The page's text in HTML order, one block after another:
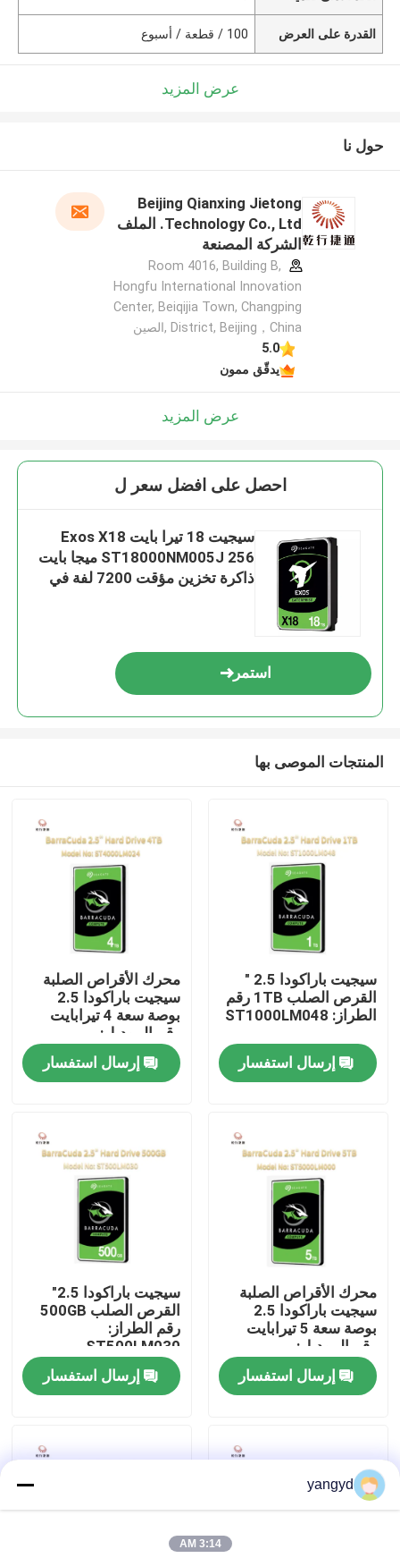
حولنا
جولة في المصنع
مراقبة الجودة
اتصل بنا
أخبار
VR Show
القدرة على العرض 100 / قطعة / أسبوع
عرض المزيد
حول نا
Beijing Qianxing Jietong
Technology Co., Ltd. الملف
الشركة المصنعة
Room 4016, Building B,
Hongfu International Innovation
Center, Beiqijia Town, Changping
District, Beijing，China ,الصين
5.0
يدقّق ممون
عرض المزيد
احصل على افضل سعر ل
سيجيت 18 تيرا بايت Exos X18
ST18000NM005J 256 ميجا بايت
ذاكرة تخزين مؤقت 7200 لفة في
استمر
المنتجات الموصى بها
سيجيت باراكودا 2.5 "
القرص الصلب 1TB رقم
الطراز: ST1000LM048
إرسال استفسار
محرك الأقراص الصلبة
سيجيت باراكودا 2.5
بوصة سعة 4 تيرابايت
رقم الموديل:
ST4000LM024
إرسال استفسار
محرك الأقراص الصلبة
سيجيت باراكودا 2.5
بوصة سعة 5 تيرابايت
رقم الموديل:
ST5000LM000
إرسال استفسار
سيجيت باراكودا 2.5"
القرص الصلب 500GB
رقم الطراز:
ST500LM030
إرسال استفسار
yangyd
3:14 AM